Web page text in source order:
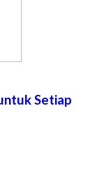
Setiap